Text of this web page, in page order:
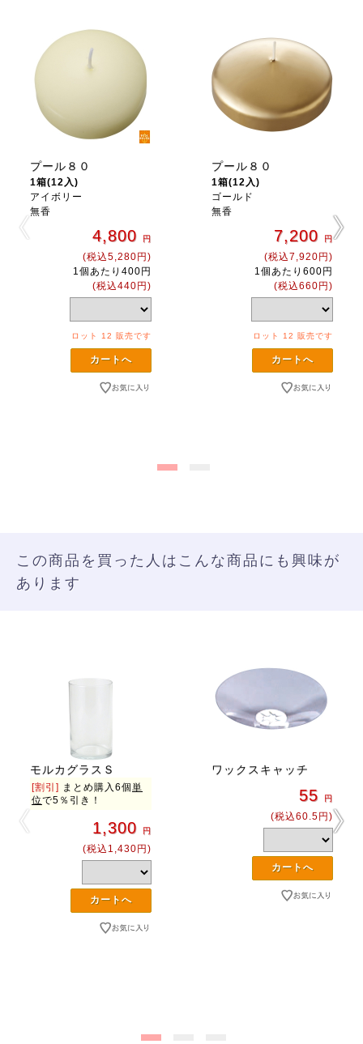
プール８０
1箱(12入)
アイボリー
無香
4,800 円
(税込5,280円)
1個あたり400円
(税込440円)
ロット 12 販売です
プール８０
1箱(12入)
ゴールド
無香
7,200 円
(税込7,920円)
1個あたり600円
(税込660円)
ロット 12 販売です
この商品を買った人はこんな商品にも興味が
あります
モルカグラスＳ
[割引] まとめ購入6個単
位で5％引き！
1,300 円
(税込1,430円)
ワックスキャッチ
55 円
(税込60.5円)